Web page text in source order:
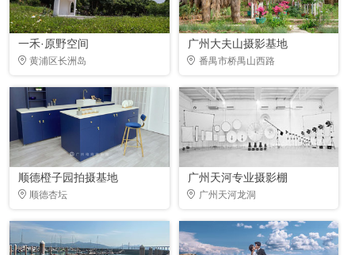
一禾·原野空间
黄浦区长洲岛
广州大夫山摄影基地
番禺市桥禺山西路
顺德橙子园拍摄基地
顺德杏坛
广州天河专业摄影棚
广州天河龙洞